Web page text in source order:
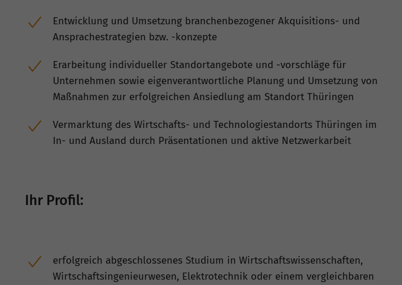
Entwicklung und Umsetzung branchenbezogener Akquisitions- und
Ansprachestrategien bzw. -konzepte
Erarbeitung individueller Standortangebote und -vorschläge für
Unternehmen sowie eigenverantwortliche Planung und Umsetzung von
Maßnahmen zur erfolgreichen Ansiedlung am Standort Thüringen
Vermarktung des Wirtschafts- und Technologiestandorts Thüringen im
In- und Ausland durch Präsentationen und aktive Netzwerkarbeit
Ihr Profil:
erfolgreich abgeschlossenes Studium in Wirtschaftswissenschaften,
Wirtschaftsingenieurwesen, Elektrotechnik oder einem vergleichbaren